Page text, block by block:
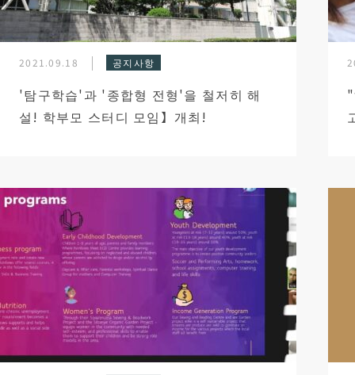
2021.09.18 공지사항
'탐구학습'과 '종합형 전형'을 철저히 해
설! 학부모 스터디 모임】개최!